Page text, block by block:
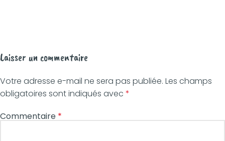
Laisser un commentaire
Votre adresse e-mail ne sera pas publiée. Les champs
obligatoires sont indiqués avec *
Commentaire *